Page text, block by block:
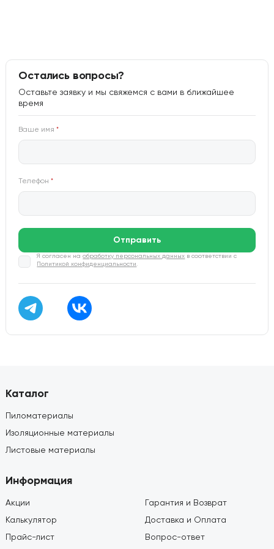
Остались вопросы?
Оставьте заявку и мы свяжемся с вами в ближайшее
время
Ваше имя*
Телефон*
Отправить
Я согласен наобработку персональных данных в соответствии с
Политикой конфиденциальности
Каталог
Пиломатериалы
Изоляционные материалы
Листовые материалы
Информация
Акции
Калькулятор
Прайс-лист
Гарантия и Возврат
Доставка и Оплата
Вопрос-ответ